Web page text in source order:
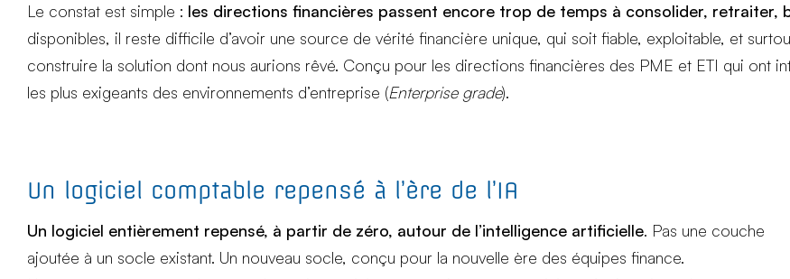
Le constat est simple : les directions financières passent encore trop de temps à consolider, retraiter,
disponibles, il reste difficile d’avoir une source de vérité financière unique, qui soit fiable, exploitable, et
construire la solution dont nous aurions rêvé. Conçu pour les directions financières des PME et ETI qui ont
les plus exigeants des environnements d’entreprise (Enterprise grade).
Un logiciel comptable repensé à l’ère de l’IA
Un logiciel entièrement repensé, à partir de zéro, autour de l’intelligence artificielle. Pas une couche
ajoutée à un socle existant. Un nouveau socle, conçu pour la nouvelle ère des équipes finance.